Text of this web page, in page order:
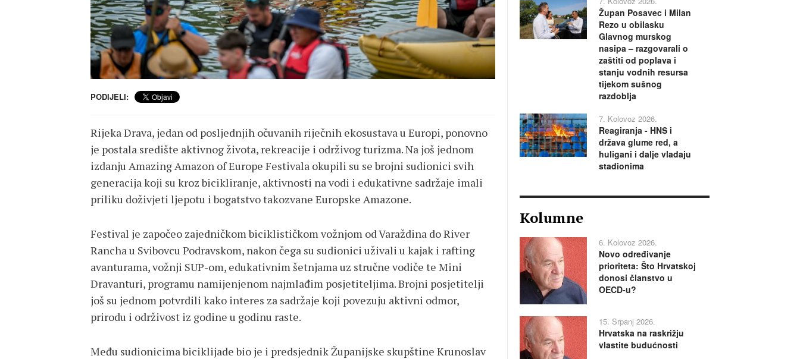
PODIJELI:
Rijeka Drava, jedan od posljednjih očuvanih riječnih ekosustava u Europi, ponovno
je postala središte aktivnog života, rekreacije i održivog turizma. Na još jednom
izdanju Amazing Amazon of Europe Festivala okupili su se brojni sudionici svih
generacija koji su kroz bicikliranje, aktivnosti na vodi i edukativne sadržaje imali
priliku doživjeti ljepotu i bogatstvo takozvane Europske Amazone.
Festival je započeo zajedničkom biciklističkom vožnjom od Varaždina do River
Rancha u Svibovcu Podravskom, nakon čega su sudionici uživali u kajak i rafting
avanturama, vožnji SUP-om, edukativnim šetnjama uz stručne vodiče te Mini
Dravanturi, programu namijenjenom najmlađim posjetiteljima. Brojni posjetitelji
još su jednom potvrdili kako interes za sadržaje koji povezuju aktivni odmor,
prirodu i održivost iz godine u godinu raste.
Među sudionicima biciklijade bio je i predsjednik Županijske skupštine Krunoslav
Župan Posavec i Milan
Rezo u obilasku
Glavnog murskog
nasipa – razgovarali o
zaštiti od poplava i
stanju vodnih resursa
tijekom sušnog
razdoblja
7. Kolovoz 2026.
Reagiranja - HNS i
država glume red, a
huligani i dalje vladaju
stadionima
Kolumne
6. Kolovoz 2026.
Novo određivanje
prioriteta: Što Hrvatskoj
donosi članstvo u
OECD-u?
15. Srpanj 2026.
Hrvatska na raskrižju
vlastite budućnosti